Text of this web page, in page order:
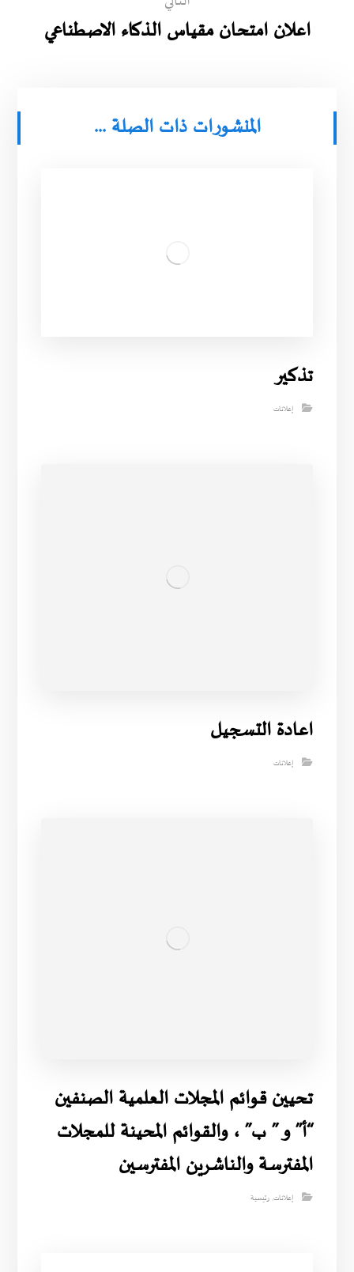
اعلان امتحان مقياس الذكاء الاصطناعي
المنشورات ذات الصلة ...
تذكير
إعلانات
اعادة التسجيل
إعلانات
تحيين قوائم المجلات العلمية الصنفين
“أ” و ” ب” ، والقوائم المحينة للمجلات
المفترسة والناشرين المفترسين
إعلانات,رئيسية